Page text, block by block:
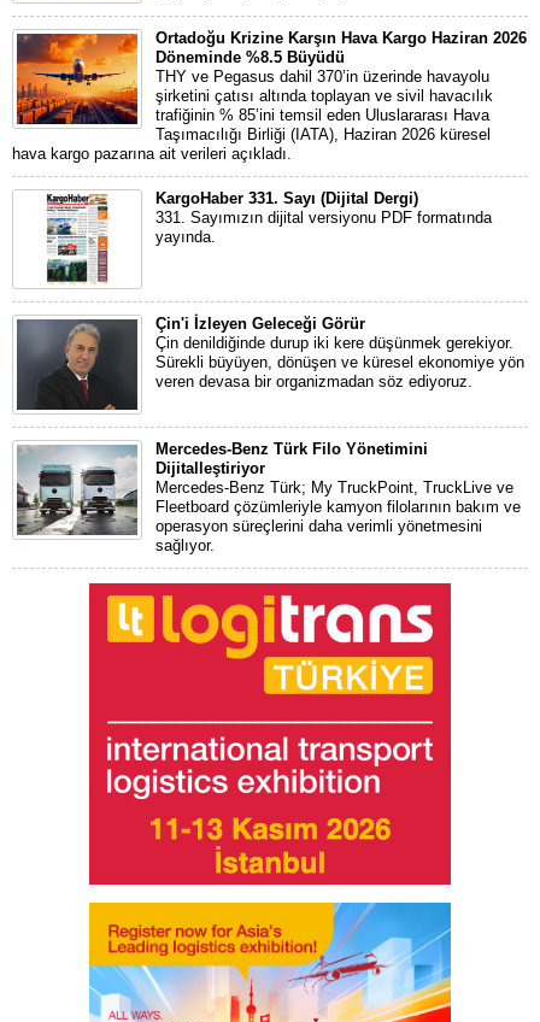
Ortadoğu Krizine Karşın Hava Kargo Haziran 2026
Döneminde %8.5 Büyüdü
THY ve Pegasus dahil 370’in üzerinde havayolu
şirketini çatısı altında toplayan ve sivil havacılık
trafiğinin % 85’ini temsil eden Uluslararası Hava
Taşımacılığı Birliği (IATA), Haziran 2026 küresel
hava kargo pazarına ait verileri açıkladı.
KargoHaber 331. Sayı (Dijital Dergi)
331. Sayımızın dijital versiyonu PDF formatında
yayında.
Çin'i İzleyen Geleceği Görür
Çin denildiğinde durup iki kere düşünmek gerekiyor.
Sürekli büyüyen, dönüşen ve küresel ekonomiye yön
veren devasa bir organizmadan söz ediyoruz.
Mercedes-Benz Türk Filo Yönetimini
Dijitalleştiriyor
Mercedes-Benz Türk; My TruckPoint, TruckLive ve
Fleetboard çözümleriyle kamyon filolarının bakım ve
operasyon süreçlerini daha verimli yönetmesini
sağlıyor.